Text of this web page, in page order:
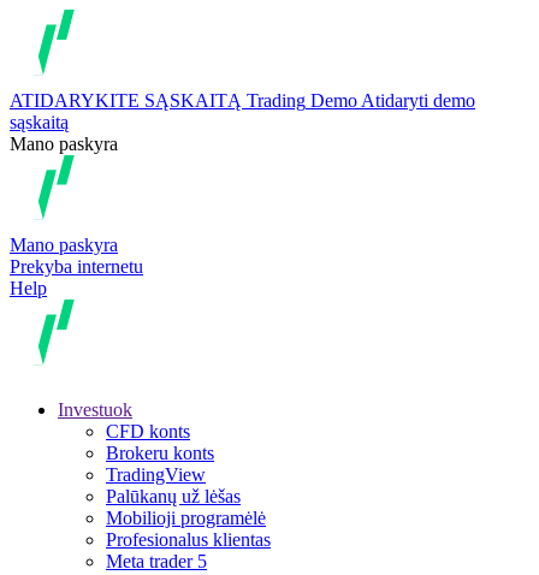
ATIDARYKITE SĄSKAITĄ Trading Demo Atidaryti demo
sąskaitą
Mano paskyra
Mano paskyra
Prekyba internetu
Help
Investuok
CFD konts
Brokeru konts
TradingView
Palūkanų už lėšas
Mobilioji programėlė
Profesionalus klientas
Meta trader 5